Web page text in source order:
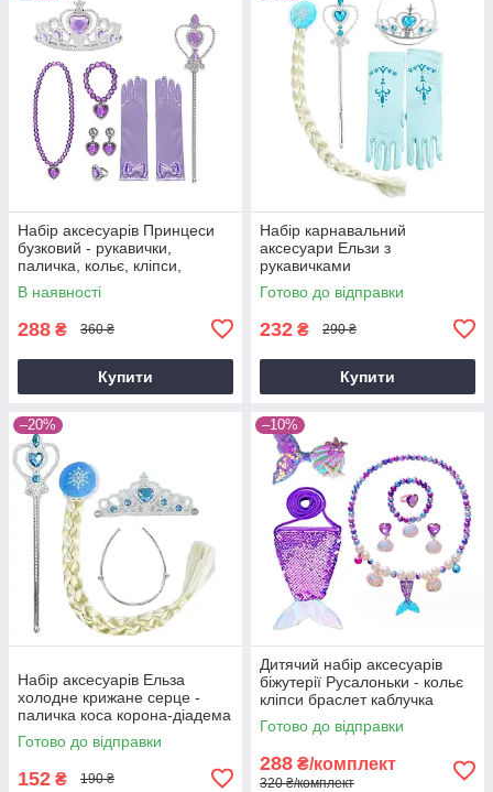
Набір аксесуарів Принцеси
бузковий - рукавички,
паличка, кольє, кліпси,
корона-діадема, каблучка
В наявності
288 ₴ 360 ₴
Купити
Набір карнавальний
аксесуари Ельзи з
рукавичками
Готово до відправки
232 ₴ 290 ₴
Купити
–20%
Набір аксесуарів Ельза
холодне крижане серце -
паличка коса корона-діадема
Frozen голубий
Готово до відправки
152 ₴ 190 ₴
–10%
Дитячий набір аксесуарів
біжутерії Русалоньки - кольє
кліпси браслет каблучка
кільце сумочка заколка
Готово до відправки
288 ₴/комплект
320 ₴/комплект